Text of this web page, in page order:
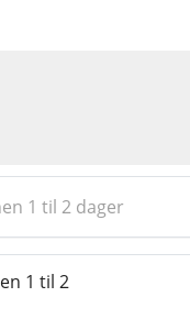
1 til 2 dager
1 til 2